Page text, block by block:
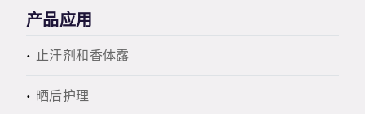
产品应用
止汗剂和香体露
晒后护理